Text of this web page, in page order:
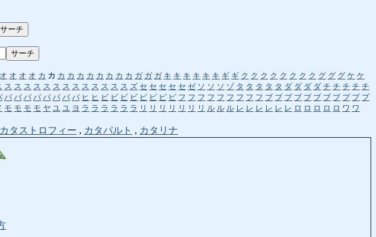
オ オ オ オ カ カ カ カ カ カ カ カ カ カ ガ ガ ガ キ キ キ キ キ キ ギ ギ ク ク ク ク ク ク ク ク グ グ グ ケ ケ
ス ス ス ス ス ス ス ス ス ス ス ス ス ズ セ セ セ セ セ ゼ ソ ソ ソ ゾ タ タ タ タ タ ダ ダ ダ ダ チ チ チ チ チ
パ パ パ パ パ パ パ パ ヒ ヒ ビ ビ ビ ビ ピ ピ ピ ピ フ フ フ フ フ フ フ フ フ ブ ブ ブ ブ ブ ブ ブ ブ プ プ プ
モ モ モ モ ヤ ユ ユ ヨ ラ ラ ラ ラ ラ ラ リ リ リ リ リ リ リ ル ル ル レ レ レ レ レ レ ロ ロ ロ ロ ロ ワ ワ
カタストロフィー , カタパルト , カタリナ